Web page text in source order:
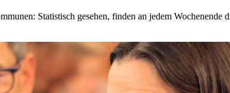
Statistisch gesehen, finden an jedem